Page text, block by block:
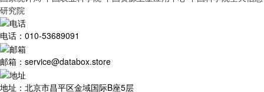
研究院
电话：010-53689091
邮箱：service@databox.store
地址：北京市昌平区金域国际B座5层